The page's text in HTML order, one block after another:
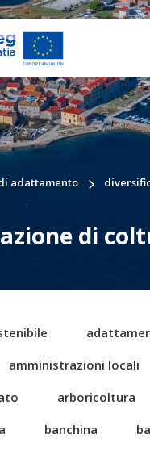
adattamento
di
amministrazioni locali
arboricoltura
banchina